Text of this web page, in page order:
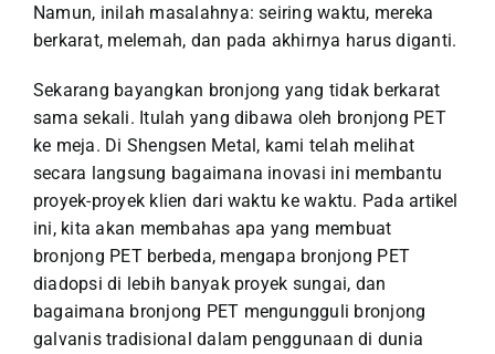
Namun, inilah masalahnya: seiring waktu, mereka
berkarat, melemah, dan pada akhirnya harus diganti.
Sekarang bayangkan bronjong yang tidak berkarat
sama sekali. Itulah yang dibawa oleh bronjong PET
ke meja. Di Shengsen Metal, kami telah melihat
secara langsung bagaimana inovasi ini membantu
proyek-proyek klien dari waktu ke waktu. Pada artikel
ini, kita akan membahas apa yang membuat
bronjong PET berbeda, mengapa bronjong PET
diadopsi di lebih banyak proyek sungai, dan
bagaimana bronjong PET mengungguli bronjong
galvanis tradisional dalam penggunaan di dunia